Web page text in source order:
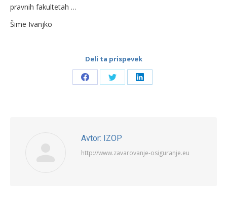
pravnih fakultetah …
Šime Ivanjko
Deli ta prispevek
Share Share Share
Avtor: IZOP
http://www.zavarovanje-osiguranje.eu